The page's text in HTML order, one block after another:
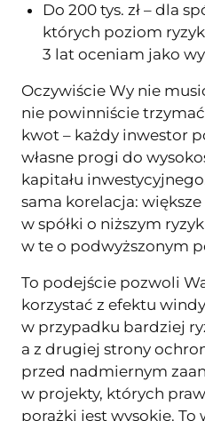
Do 200 tys. zł – dla
których poziom
3 lat oceniam jako
Oczywiście Wy nie
nie powinniście
kwot – każdy inwestor
własne progi do
kapitału
sama korelacja:
w spółki o niższym
w te o podwyższonym
To podejście pozwoli
korzystać z efektu
w przypadku bardziej
a z drugiej strony
przed nadmiernym
w projekty, których
porażki jest wysokie. To